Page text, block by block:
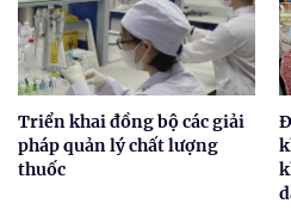
Triển khai đồng bộ các giải
pháp quản lý chất lượng
thuốc